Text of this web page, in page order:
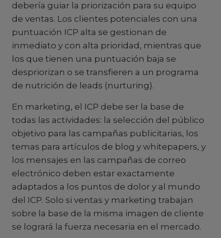
debería guiar la priorización para su equipo
de ventas. Los clientes potenciales con una
puntuación ICP alta se gestionan de
inmediato y con alta prioridad, mientras que
los que tienen una puntuación baja se
despriorizan o se transfieren a un programa
de nutrición de leads (nurturing).
En marketing, el ICP debe ser la base de
todas las actividades: la selección del público
objetivo para las campañas publicitarias, los
temas para artículos de blog y whitepapers, y
los mensajes en las campañas de correo
electrónico deben estar exactamente
adaptados a los puntos de dolor y al mundo
del ICP. Solo si ventas y marketing trabajan
sobre la base de la misma imagen de cliente
se logrará la fuerza necesaria en el mercado.